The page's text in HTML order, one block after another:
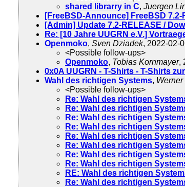
shared librarry in C, Juergen
[FreeBSD-Announce] FreeBSD
[Admin] Update 7.2-RELEASE /
Re: [10 Jahre UUGRN e.V.]
Openmoko, Sven Dziadek, 2022-02-
<Possible follow-ups>
Openmoko, Tobias Kornmayer,
0x0A UUGRN - T-Shirts - T-Shirts
Wahl des richtigen Systems, Werner
<Possible follow-ups>
Re: Wahl des richtigen
Re: Wahl des richtigen
Re: Wahl des richtigen
Re: Wahl des richtigen
Re: Wahl des richtigen
Re: Wahl des richtigen
Re: Wahl des richtigen
Re: Wahl des richtigen
RE: Wahl des richtigen
Re: Wahl des richtigen